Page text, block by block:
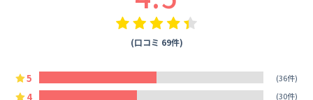
(口コミ 69件)
5 (36件)
4 (30件)